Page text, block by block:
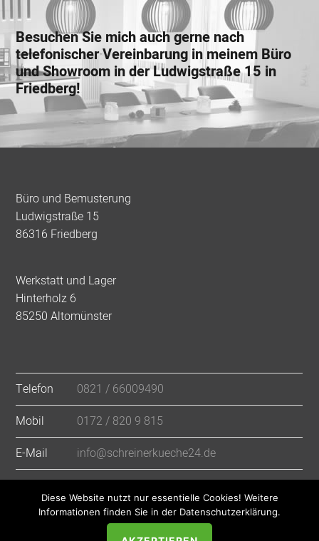
Besuchen Sie mich auch gerne nach
telefonischer Vereinbarung in meinem Büro
und Showroom in der Ludwigstraße 15 in
Friedberg!
Footer
Büro und Bemusterung
Ludwigstraße 15
86316 Friedberg
Werkstatt und Lager
Hinterholz 6
85250 Altomünster
Telefon
0821 / 66009490
Mobil
0172 / 820 9 815
E-Mail
info@schreinerkueche24.de
Diese Website nutzt nur essentielle Cookies! Weitere
Informationen finden Sie in der Datenschutzerklärung.